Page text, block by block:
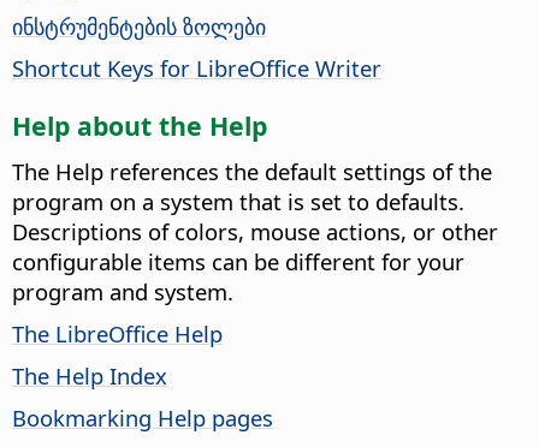
ინსტრუმენტების ზოლები
Shortcut Keys for LibreOffice Writer
Help about the Help
The Help references the default settings of the
program on a system that is set to defaults.
Descriptions of colors, mouse actions, or other
configurable items can be different for your
program and system.
The LibreOffice Help
The Help Index
Bookmarking Help pages